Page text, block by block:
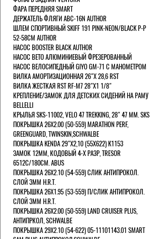
ФАРА ПЕРЕДНЯЯ SMART
ДЕРЖАТЕЛЬ ФЛЯГИ ABC-16N AUTHOR
ШЛЕМ СПОРТИВНЫЙ SKIFF 191 PINK-NEON/BLACK Р-Р
52-58СМ AUTHOR
НАСОС BOOSTER BLACK AUTHOR
НАСОС BETO АЛЮМИНИЕВЫЙ ФРЕЗЕРОВАННЫЙ
НАСОС ВЕЛОСИПЕДНЫЙ GIYO GM-71 С МАНОМЕТРОМ
ВИЛКА АМОРТИЗАЦИОННАЯ 26"Х 28,6 RST
ВИЛКА ЖЕСТКАЯ RST RF-M7 28"Х1 1/8"
КРЕПЛЕНИЕ/ЗАМОК ДЛЯ ДЕТСКИХ СИДЕНИЙ НА РАМУ
BELLELLI
КРЫЛЬЯ SKS-11002, VELO 47 TREKKING, 28" 47 ММ. SKS
ПОКРЫШКА 26X2.00 (50-559) MARATHON PERF,
GREENGUARD, TWINSKIN,SCHWALBE
ПОКРЫШКА KENDA 29"Х2,10 (55X622) K1153
ЗАМОК 12ММ, КОДОВЫЙ 4-Х РАЗР, TRESOR
6512C/180СМ. ABUS
ПОКРЫШКА 26X2.10 (54-559) СЛИК АНТИПРОКОЛ.
СЛОЙ 3ММ H.R.T.
ПОКРЫШКА 26X1.95 (53-559) П/СЛИК АНТИПРОКОЛ.
СЛОЙ 3ММ H.R.T.
ПОКРЫШКА 26X2.00 (50-559) LAND CRUISER PLUS,
АНТИПРКОЛ, SCHWALBE
ПОКРЫШКА 29X2.10 (54-622) 05-11101143.01 SMART